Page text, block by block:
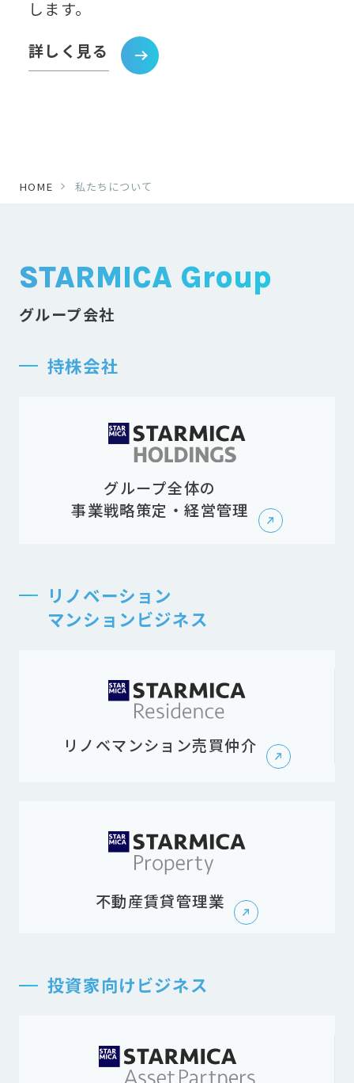
します。
詳しく見る
HOME 私たちについて
STARMICA Group
グループ会社
持株会社
グループ全体の
事業戦略策定・経営管理
リノベーション
マンションビジネス
リノベマンション売買仲介
不動産賃貸管理業
投資家向けビジネス